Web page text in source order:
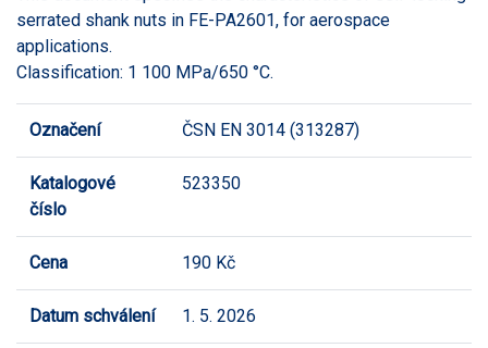
serrated shank nuts in FE-PA2601, for aerospace
applications.
Classification: 1 100 MPa/650 °C.
Označení ČSN EN 3014 (313287)
Katalogové
číslo
523350
Cena 190 Kč
Datum schválení 1. 5. 2026